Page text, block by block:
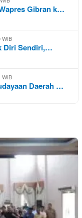
Gibran k…
WIB
Diri Sendiri,…
WIB
Daerah …